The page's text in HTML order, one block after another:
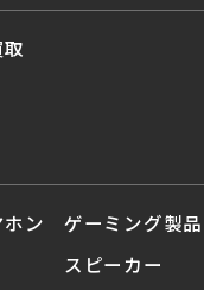
ン
ゲーミング製品
スピーカー